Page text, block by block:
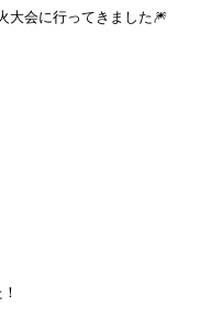
大会に行ってきました🎆